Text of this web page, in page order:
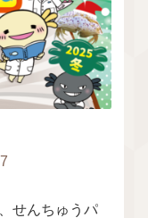
せんちゅうパ